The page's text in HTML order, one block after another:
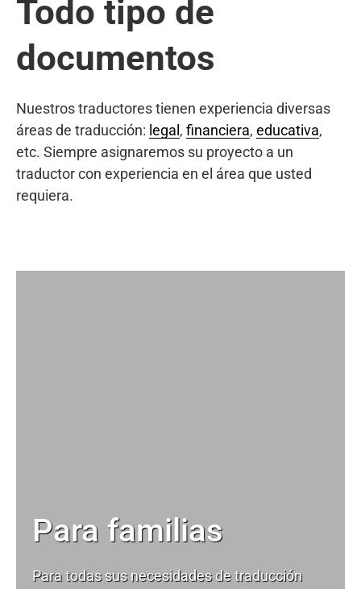
Todo tipo de
documentos
Nuestros traductores tienen experiencia diversas
áreas de traducción: legal , financiera, educativa,
etc. Siempre asignaremos su proyecto a un
traductor con experiencia en el área que usted
requiera.
Para familias
Para todas sus necesidades detraducción